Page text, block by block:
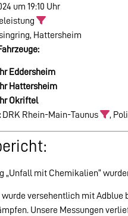
um 19:10 Uhr
Hattersheim
Eddersheim
Hattersheim
Okriftel
DRK Rhein-Main-Taunus ,
„Unfall mit Chemikalien“
versehentlich mit Adblue
Unsere Messungen